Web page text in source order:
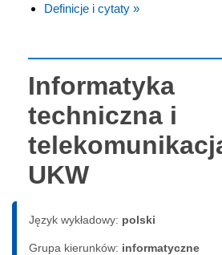
Definicje i cytaty »
Informatyka
techniczna i
UKW
Język wykładowy: polski
Grupa kierunków: informatyczne